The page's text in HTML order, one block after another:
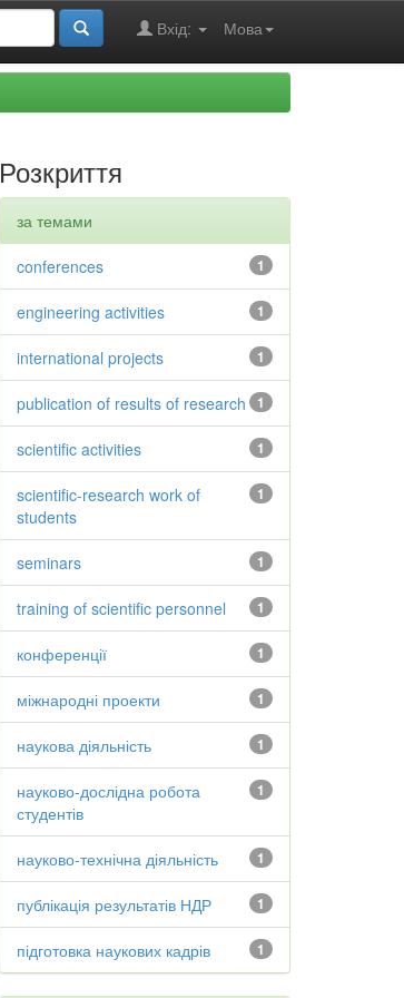
Мова
Вхід:
Розкриття
за темами
1
conferences
1
engineering activities
1
international projects
1
publication of results of research
1
scientific activities
1
scientific-research work of
students
1
seminars
1
training of scientific personnel
1
конференції
1
міжнародні проекти
1
наукова діяльність
1
науково-дослідна робота
студентів
1
науково-технічна діяльність
1
публікація результатів НДР
1
підготовка наукових кадрів